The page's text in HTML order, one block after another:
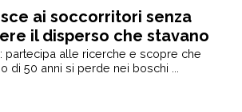
ai soccorritori senza
il disperso che stavano
partecipa alle ricerche e scopre che
di 50 anni si perde nei boschi ...